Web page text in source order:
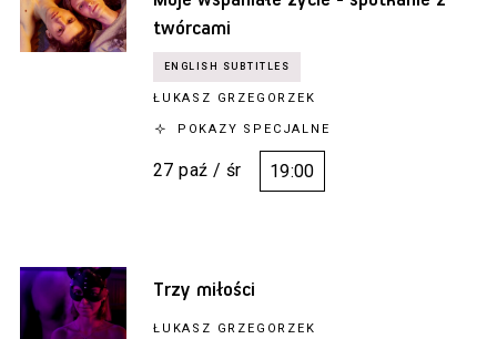
twórcami
ŁUKASZ GRZEGORZEK
POKAZY SPECJALNE
27 paź / śr 19:00
Trzy miłości
ŁUKASZ GRZEGORZEK